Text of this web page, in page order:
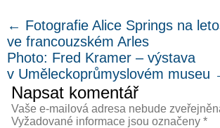
← Fotografie Alice Springs na
ve francouzském Arles
Photo: Fred Kramer – výstava
v Uměleckoprůmyslovém museu
Napsat komentář
Vaše e-mailová adresa nebude
Vyžadované informace jsou označeny *